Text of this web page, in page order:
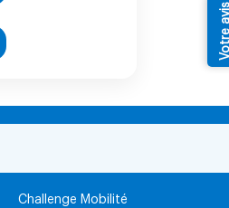
Challenge Mobilité